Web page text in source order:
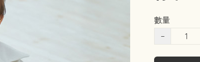
數量
−